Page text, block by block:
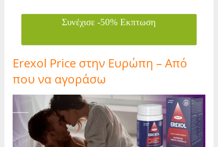
Συνέχισε -50% Εκπτωση
Erexol Price στην Ευρώπη – Από
που να αγοράσω